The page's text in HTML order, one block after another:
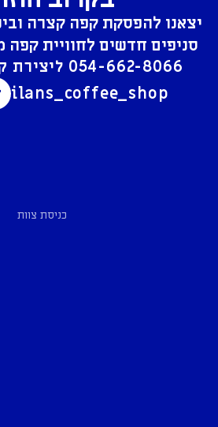
יצאנו להפסקת קפה קצרה
סניפים חדשים לחוויית קפה
054-662-8066
ilans_coffee_shop
כניסת צוות